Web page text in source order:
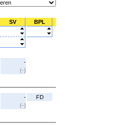
SV BPL
-
(-)
-
(-)
FD